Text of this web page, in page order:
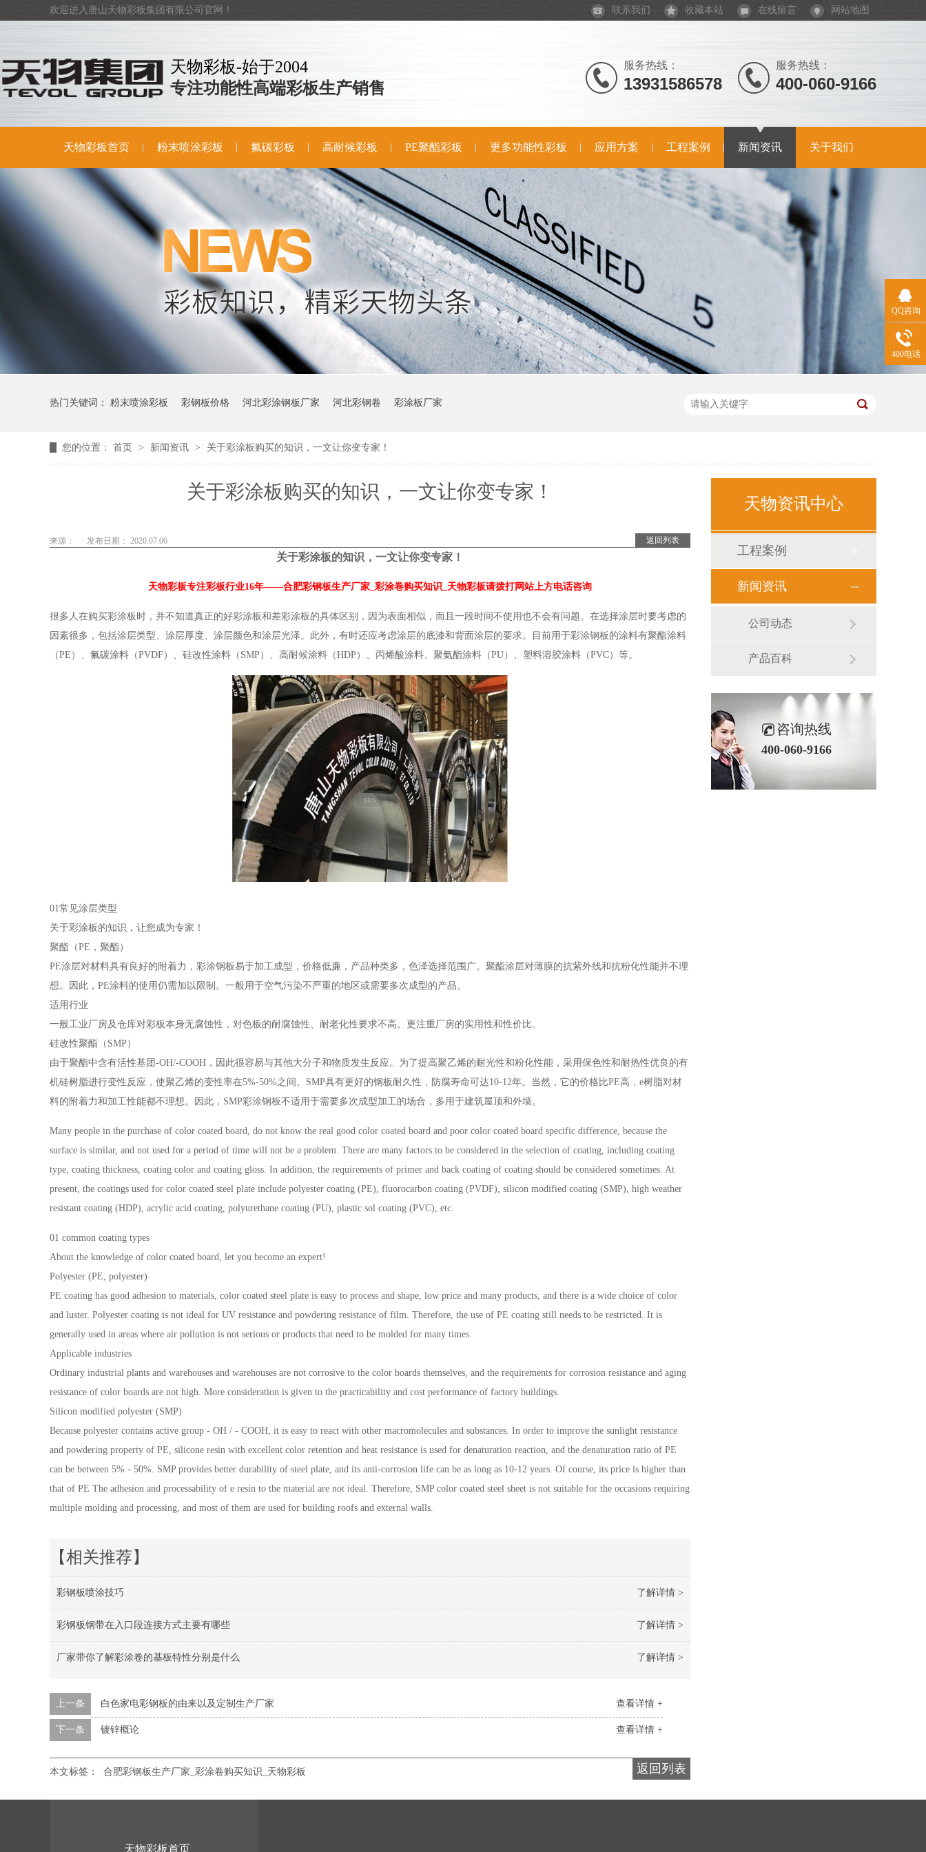
联系我们 收藏本站 在线留言 网站地图
欢迎进入唐山天物彩板集团有限公司官网！
天物彩板-始于2004
专注功能性高端彩板生产销售
服务热线：
400-060-9166
服务热线：
13931586578
天物彩板首页 粉末喷涂彩板 氟碳彩板 高耐候彩板 PE聚酯彩板 更多功能性彩板 应用方案 工程案例 新闻资讯 关于我们
热门关键词： 粉末喷涂彩板 彩钢板价格 河北彩涂钢板厂家 河北彩钢卷 彩涂板厂家
您的位置： 首页 > 新闻资讯 > 关于彩涂板购买的知识，一文让你变专家！
关于彩涂板购买的知识，一文让你变专家！
返回列表
来源： 发布日期： 2020.07.06
关于彩涂板的知识，一文让你变专家！
天物彩板专注彩板行业16年——合肥彩钢板生产厂家_彩涂卷购买知识_天物彩板请拨打网站上方电话咨询
很多人在购买彩涂板时，并不知道真正的好彩涂板和差彩涂板的具体区别，因为表面相似，而且一段时间不使用也不会有问题。在选择涂层时要考虑的
因素很多，包括涂层类型、涂层厚度、涂层颜色和涂层光泽。此外，有时还应考虑涂层的底漆和背面涂层的要求。目前用于彩涂钢板的涂料有聚酯涂料
（PE）、氟碳涂料（PVDF）、硅改性涂料（SMP）、高耐候涂料（HDP）、丙烯酸涂料、聚氨酯涂料（PU）、塑料溶胶涂料（PVC）等。
01常见涂层类型
关于彩涂板的知识，让您成为专家！
聚酯（PE，聚酯）
PE涂层对材料具有良好的附着力，彩涂钢板易于加工成型，价格低廉，产品种类多，色泽选择范围广。聚酯涂层对薄膜的抗紫外线和抗粉化性能并不理
想。因此，PE涂料的使用仍需加以限制。一般用于空气污染不严重的地区或需要多次成型的产品。
适用行业
一般工业厂房及仓库对彩板本身无腐蚀性，对色板的耐腐蚀性、耐老化性要求不高。更注重厂房的实用性和性价比。
硅改性聚酯（SMP）
由于聚酯中含有活性基团-OH/-COOH，因此很容易与其他大分子和物质发生反应。为了提高聚乙烯的耐光性和粉化性能，采用保色性和耐热性优良的有
机硅树脂进行变性反应，使聚乙烯的变性率在5%-50%之间。SMP具有更好的钢板耐久性，防腐寿命可达10-12年。当然，它的价格比PE高，e树脂对材
料的附着力和加工性能都不理想。因此，SMP彩涂钢板不适用于需要多次成型加工的场合，多用于建筑屋顶和外墙。
Many people in the purchase of color coated board, do not know the real good color coated board and poor color coated board specific difference, because the
surface is similar, and not used for a period of time will not be a problem. There are many factors to be considered in the selection of coating, including coating
type, coating thickness, coating color and coating gloss. In addition, the requirements of primer and back coating of coating should be considered sometimes. At
present, the coatings used for color coated steel plate include polyester coating (PE), fluorocarbon coating (PVDF), silicon modified coating (SMP), high weather
resistant coating (HDP), acrylic acid coating, polyurethane coating (PU), plastic sol coating (PVC), etc.
01 common coating types
About the knowledge of color coated board, let you become an expert!
Polyester (PE, polyester)
PE coating has good adhesion to materials, color coated steel plate is easy to process and shape, low price and many products, and there is a wide choice of color
and luster. Polyester coating is not ideal for UV resistance and powdering resistance of film. Therefore, the use of PE coating still needs to be restricted. It is
generally used in areas where air pollution is not serious or products that need to be molded for many times.
Applicable industries
Ordinary industrial plants and warehouses and warehouses are not corrosive to the color boards themselves, and the requirements for corrosion resistance and aging
resistance of color boards are not high. More consideration is given to the practicability and cost performance of factory buildings.
Silicon modified polyester (SMP)
Because polyester contains active group - OH / - COOH, it is easy to react with other macromolecules and substances. In order to improve the sunlight resistance
and powdering property of PE, silicone resin with excellent color retention and heat resistance is used for denaturation reaction, and the denaturation ratio of PE
can be between 5% - 50%. SMP provides better durability of steel plate, and its anti-corrosion life can be as long as 10-12 years. Of course, its price is higher than
that of PE The adhesion and processability of e resin to the material are not ideal. Therefore, SMP color coated steel sheet is not suitable for the occasions requiring
multiple molding and processing, and most of them are used for building roofs and external walls.
【相关推荐】
了解详情 >
彩钢板喷涂技巧
了解详情 >
彩钢板钢带在入口段连接方式主要有哪些
了解详情 >
厂家带你了解彩涂卷的基板特性分别是什么
查看详情 +
上一条 白色家电彩钢板的由来以及定制生产厂家
查看详情 +
下一条 镀锌概论
返回列表
本文标签： 合肥彩钢板生产厂家_彩涂卷购买知识_天物彩板
天物资讯中心
工程案例
新闻资讯
公司动态
产品百科
咨询热线
400-060-9166
天物彩板首页
QQ咨询
400电话